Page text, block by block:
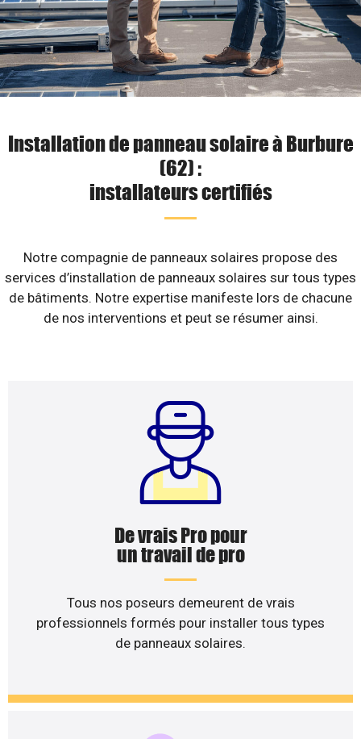
Installation de panneau solaire à Burbure
(62) :
installateurs certifiés
Notre compagnie de panneaux solaires propose des
services d’installation de panneaux solaires sur tous types
de bâtiments. Notre expertise manifeste lors de chacune
de nos interventions et peut se résumer ainsi.
De vrais Pro pour
un travail de pro
Tous nos poseurs demeurent de vrais
professionnels formés pour installer tous types
de panneaux solaires.